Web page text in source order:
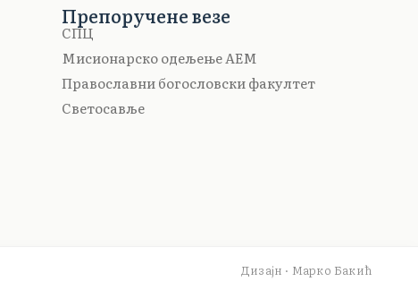
Препоручене везе
СПЦ
Мисионарско одељење АЕМ
Православни богословски факултет
Светосавље
Дизајн · Марко Бакић